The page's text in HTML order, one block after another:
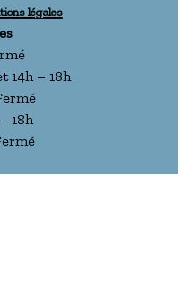
légales
14h – 18h
18h